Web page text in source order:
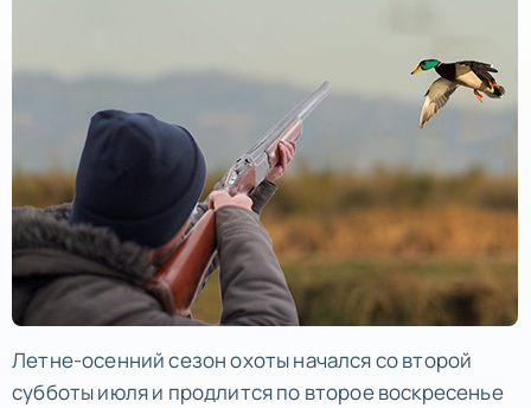
Летне-осенний сезон охоты начался со второй
субботы июля и продлится по второе воскресенье